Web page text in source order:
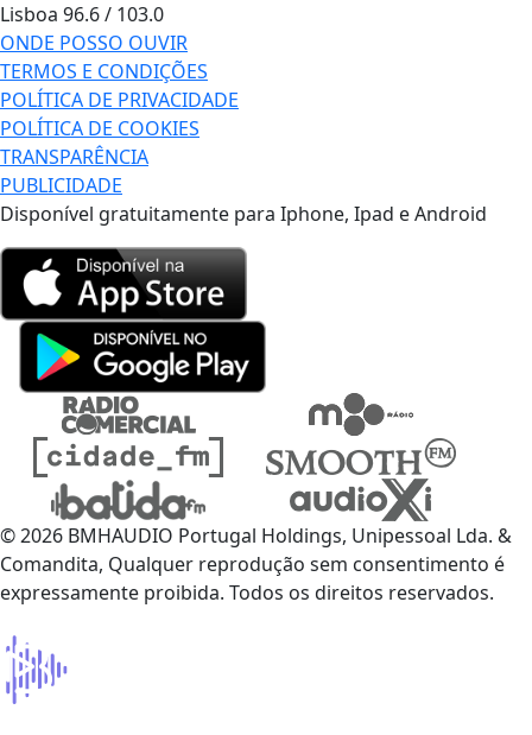
Lisboa 96.6 / 103.0
ONDE POSSO OUVIR
TERMOS E CONDIÇÕES
POLÍTICA DE PRIVACIDADE
POLÍTICA DE COOKIES
TRANSPARÊNCIA
PUBLICIDADE
Disponível gratuitamente para Iphone, Ipad e Android
© 2026 BMHAUDIO Portugal Holdings, Unipessoal Lda. &
Comandita, Qualquer reprodução sem consentimento é
expressamente proibida. Todos os direitos reservados.